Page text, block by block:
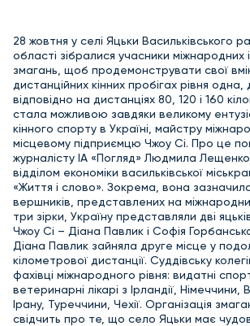
28 жовтня у селі Яцьки Васильківського
області зібралися учасники міжнародних
змагань, щоб продемонструвати свої
дистанційних кінних пробігах рівня одна,
відповідно на дистанціях 80, 120 і 160
стала можливою завдяки великому
кінного спорту в Україні, майстру
місцевому підприємцю Чжоу Сі. Про це
журналісту ІА «Погляд» Людмила
відділом економіки васильківської
«Життя і слово». Зокрема, вона
вершників, представлених на
три зірки, Україну представляли дві
Чжоу Сі – Діана Павлик і Софія
Діана Павлик зайняла друге місце у
кілометрової дистанції. Суддівську
фахівці міжнародного рівня: видатні
ветеринарні лікарі з Ірландії, Німеччини,
Ірану, Туреччини, Чехії. Організація
свідчить про те, що село Яцьки має